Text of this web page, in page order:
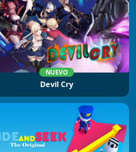
NUEVO
Devil Cry